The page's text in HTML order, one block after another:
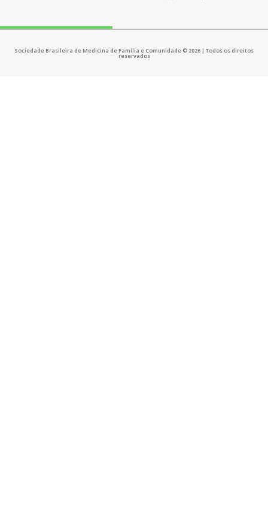
Sociedade Brasileira de Medicina de Família e Comunidade © 2026 | Todos os direitos
reservados